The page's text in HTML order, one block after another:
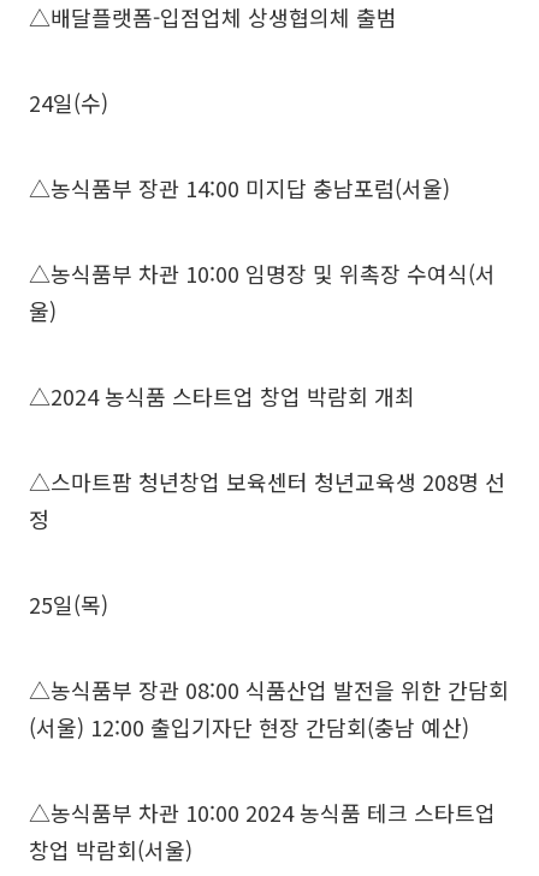
△배달플랫폼-입점업체 상생협의체 출범
24일(수)
△농식품부 장관 14:00 미지답 충남포럼(서울)
△농식품부 차관 10:00 임명장 및 위촉장 수여식(서
울)
△2024 농식품 스타트업 창업 박람회 개최
△스마트팜 청년창업 보육센터 청년교육생 208명 선
정
25일(목)
△농식품부 장관 08:00 식품산업 발전을 위한 간담회
(서울) 12:00 출입기자단 현장 간담회(충남 예산)
△농식품부 차관 10:00 2024 농식품 테크 스타트업
창업 박람회(서울)